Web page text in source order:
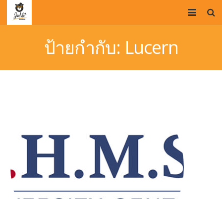
OUR TEAM
CONTACT US
ป้ายกำกับ: Lucern